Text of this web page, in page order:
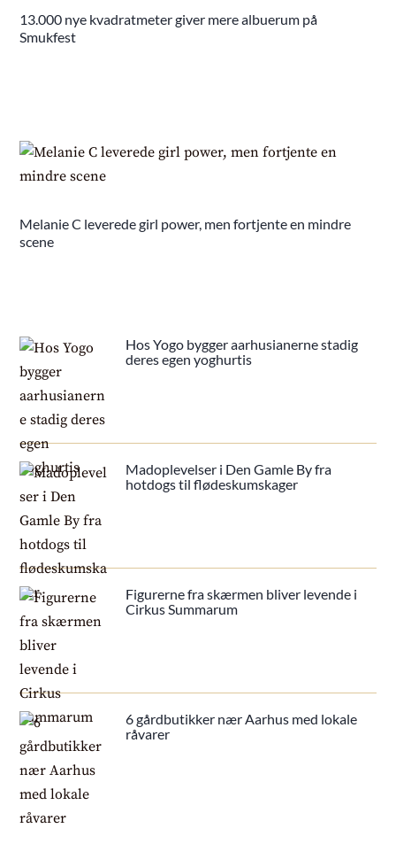
13.000 nye kvadratmeter giver mere albuerum på
Smukfest
Melanie C leverede girl power, men fortjente en mindre
scene
Hos Yogo bygger aarhusianerne stadig
deres egen yoghurtis
Madoplevelser i Den Gamle By fra
hotdogs til flødeskumskager
Figurerne fra skærmen bliver levende i
Cirkus Summarum
6 gårdbutikker nær Aarhus med lokale
råvarer